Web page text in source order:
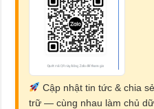
Cập nhật tin tức & chia
trữ — cùng nhau làm chủ